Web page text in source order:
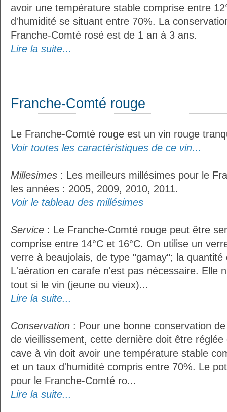
avoir une température stable comprise entre
d'humidité se situant entre 70%. La
Franche-Comté rosé est de 1 an à 3 ans.
Lire la suite...
Franche-Comté rouge
Le Franche-Comté rouge est un vin rouge
Voir toutes les caractéristiques de ce vin...
Millesimes : Les meilleurs millésimes pour le
les années : 2005, 2009, 2010, 2011.
Voir le tableau des millésimes
Service : Le Franche-Comté rouge peut être
comprise entre 14°C et 16°C. On utilise un
verre à beaujolais, de type "gamay"; la
L'aération en carafe n'est pas nécessaire. Elle
tout si le vin (jeune ou vieux)...
Lire la suite...
Conservation : Pour une bonne conservation
de vieillissement, cette dernière doit être réglée
cave à vin doit avoir une température stable
et un taux d'humidité compris entre 70%. Le
pour le Franche-Comté ro...
Lire la suite...